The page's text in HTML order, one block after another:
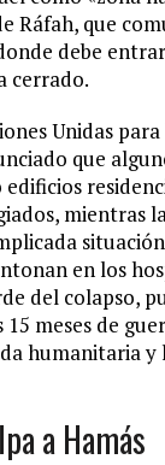
Ráfah, que
debe
cerrado.
Unidas
que
mientras
en los
del colapso,
15 meses de
humanitaria y
a Hamás